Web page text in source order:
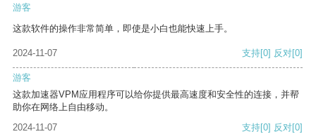
游客
这款软件的操作非常简单，即使是小白也能快速上手。
2024-11-07 支持[0] 反对[0]
游客
这款加速器VPM应用程序可以给你提供最高速度和安全性的连接，并帮
助你在网络上自由移动。
2024-11-07
支持[0] 反对[0]